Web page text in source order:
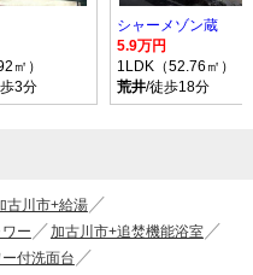
㎡）
3分
シャーメゾン蔵
5.9万円
1LDK（52.76㎡）
荒井/徒歩18分
古川市+給湯
ー
加古川市+追焚機能浴室
付洗面台